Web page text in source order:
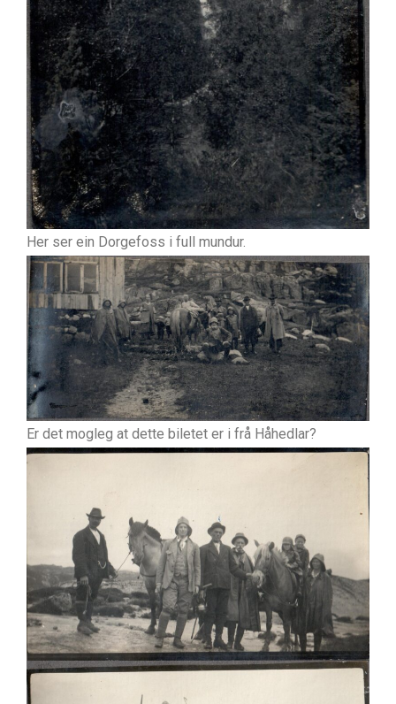
Her ser ein Dorgefoss i full mundur.
Er det mogleg at dette biletet er i frå Håhedlar?